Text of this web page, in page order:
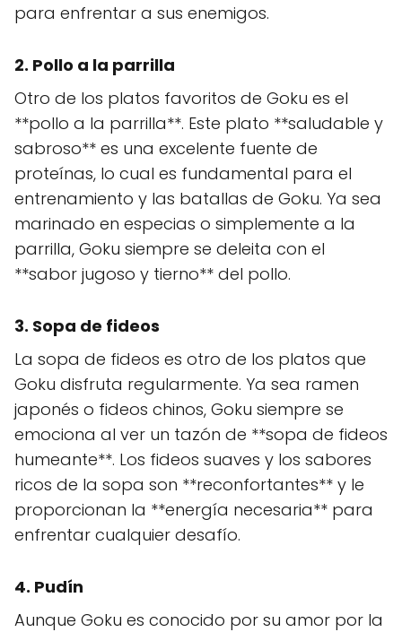
para enfrentar a sus enemigos.
2. Pollo a la parrilla
Otro de los platos favoritos de Goku es el
**pollo a la parrilla**. Este plato **saludable y
sabroso** es una excelente fuente de
proteínas, lo cual es fundamental para el
entrenamiento y las batallas de Goku. Ya sea
marinado en especias o simplemente a la
parrilla, Goku siempre se deleita con el
**sabor jugoso y tierno** del pollo.
3. Sopa de fideos
La sopa de fideos es otro de los platos que
Goku disfruta regularmente. Ya sea ramen
japonés o fideos chinos, Goku siempre se
emociona al ver un tazón de **sopa de fideos
humeante**. Los fideos suaves y los sabores
ricos de la sopa son **reconfortantes** y le
proporcionan la **energía necesaria** para
enfrentar cualquier desafío.
4. Pudín
Aunque Goku es conocido por su amor por la